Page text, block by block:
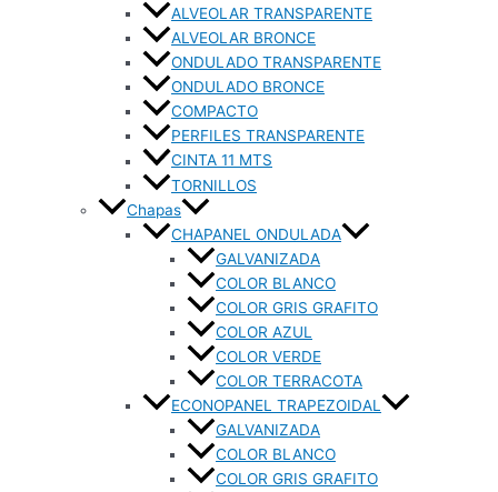
ALVEOLAR TRANSPARENTE
ALVEOLAR BRONCE
ONDULADO TRANSPARENTE
ONDULADO BRONCE
COMPACTO
PERFILES TRANSPARENTE
CINTA 11 MTS
TORNILLOS
Chapas
CHAPANEL ONDULADA
GALVANIZADA
COLOR BLANCO
COLOR GRIS GRAFITO
COLOR AZUL
COLOR VERDE
COLOR TERRACOTA
ECONOPANEL TRAPEZOIDAL
GALVANIZADA
COLOR BLANCO
COLOR GRIS GRAFITO